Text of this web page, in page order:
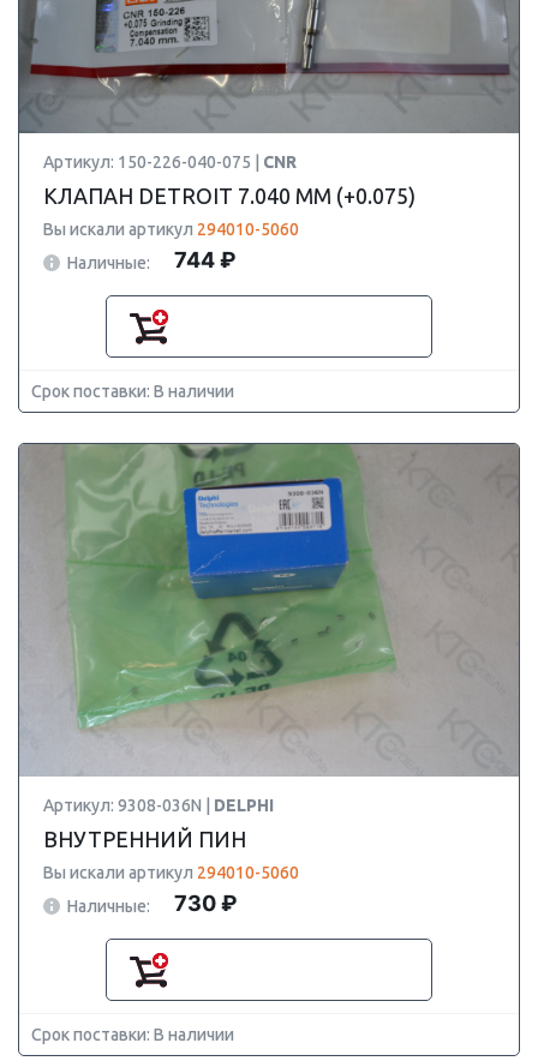
Артикул: 150-226-040-075 | CNR
КЛАПАН DETROIT 7.040 ММ (+0.075)
Вы искали артикул 294010-5060
Наличные:
744 ₽
Срок поставки: В наличии
Артикул: 9308-036N | DELPHI
ВНУТРЕННИЙ ПИН
Вы искали артикул 294010-5060
Наличные:
730 ₽
Срок поставки: В наличии